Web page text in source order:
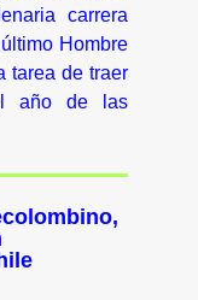
carrera
Hombre
tarea de traer
año de las